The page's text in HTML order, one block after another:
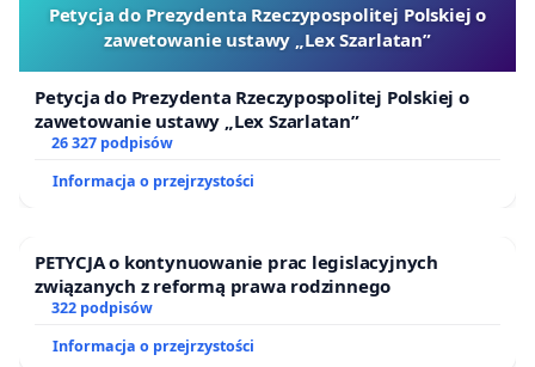
Petycja do Prezydenta Rzeczypospolitej Polskiej o
zawetowanie ustawy „Lex Szarlatan”
Petycja do Prezydenta Rzeczypospolitej Polskiej o
zawetowanie ustawy „Lex Szarlatan”
26 327 podpisów
Informacja o przejrzystości
PETYCJA o kontynuowanie prac legislacyjnych
związanych z reformą prawa rodzinnego
322 podpisów
Informacja o przejrzystości